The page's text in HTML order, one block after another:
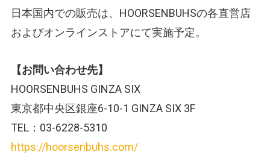
日本国内での販売は、HOORSENBUHSの各直営店
およびオンラインストアにて実施予定。
【お問い合わせ先】
HOORSENBUHS GINZA SIX
東京都中央区銀座6-10-1 GINZA SIX 3F
TEL：03-6228-5310
https://hoorsenbuhs.com/